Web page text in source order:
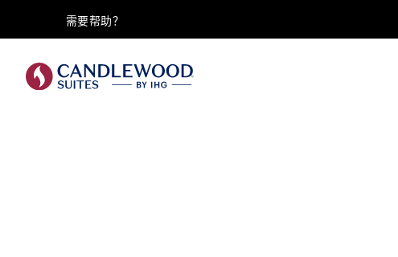
需要帮助？